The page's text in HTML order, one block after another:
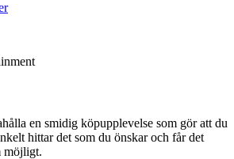
en smidig köpupplevelse som gör att du
hittar det som du önskar och får det
möjligt.